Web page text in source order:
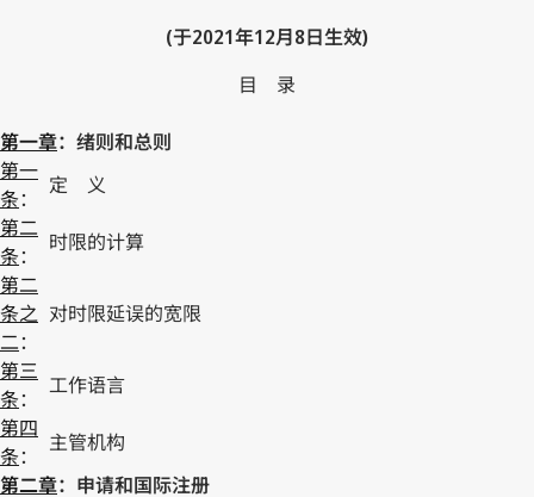
(于2021年12月8日生效)
目 录
第一章：绪则和总则
第一
条：
定 义
第二
条：
时限的计算
第二
条之
二：
对时限延误的宽限
第三
条：
工作语言
第四
条：
主管机构
第二章：申请和国际注册